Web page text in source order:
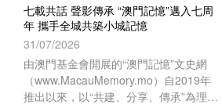
業教育社主任施志琴、上海中華職業技術
學院執行理事蔡奚芳等近100人出席活
動。
文體部、經濟部和澳門基金會等單位協辦
的2026年“藝海流金‧相約內蒙古”內地與
港澳文化和旅遊界交流活動，已於7月27
日至8月1日圓滿舉行。澳門組織了45位
文旅界代表赴內蒙古自治區參與活動，與
來自內地及香港的文旅界代表、專家學者
七載共話 聲影傳承 “澳門記憶”邁入七周
年 攜手全城共築小城記憶
31/07/2026
由澳門基金會開展的“澳門記憶”文史網
（www.MacauMemory.mo）自2019年
推出以來，以“共建、分享、傳承”為理